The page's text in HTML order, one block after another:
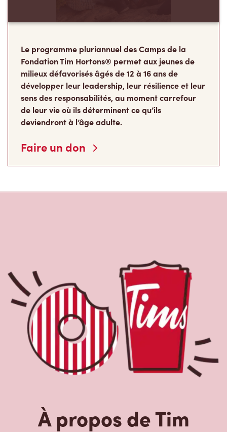
Fondation Tim Hortons® permet aux jeunes de
milieux défavorisés âgés de 12 à 16 ans de
développer leur leadership, leur résilience et leur
sens des responsabilités, au moment carrefour
de leur vie où ils déterminent ce qu’ils
deviendront à l’âge adulte.
Faire un don
À propos de Tim